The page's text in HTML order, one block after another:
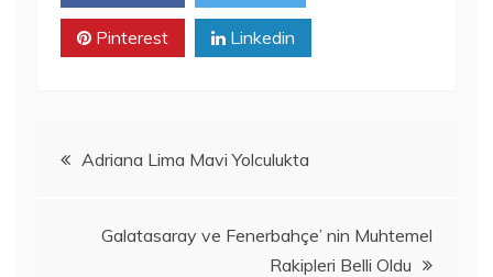
Pinterest Linkedin
YazıAdriana Lima Mavi Yolculukta
Galatasaray ve Fenerbahçe’ nin Muhtemel
Rakipleri Belli Oldu